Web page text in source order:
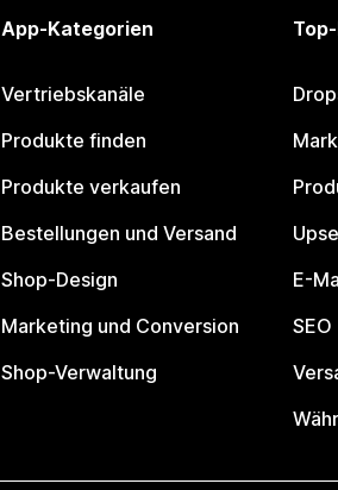
App-Kategorien
Vertriebskanäle
Produkte finden
Produkte verkaufen
Bestellungen und Versand
Shop-Design
Marketing und Conversion
Shop-Verwaltung
E-
SEO